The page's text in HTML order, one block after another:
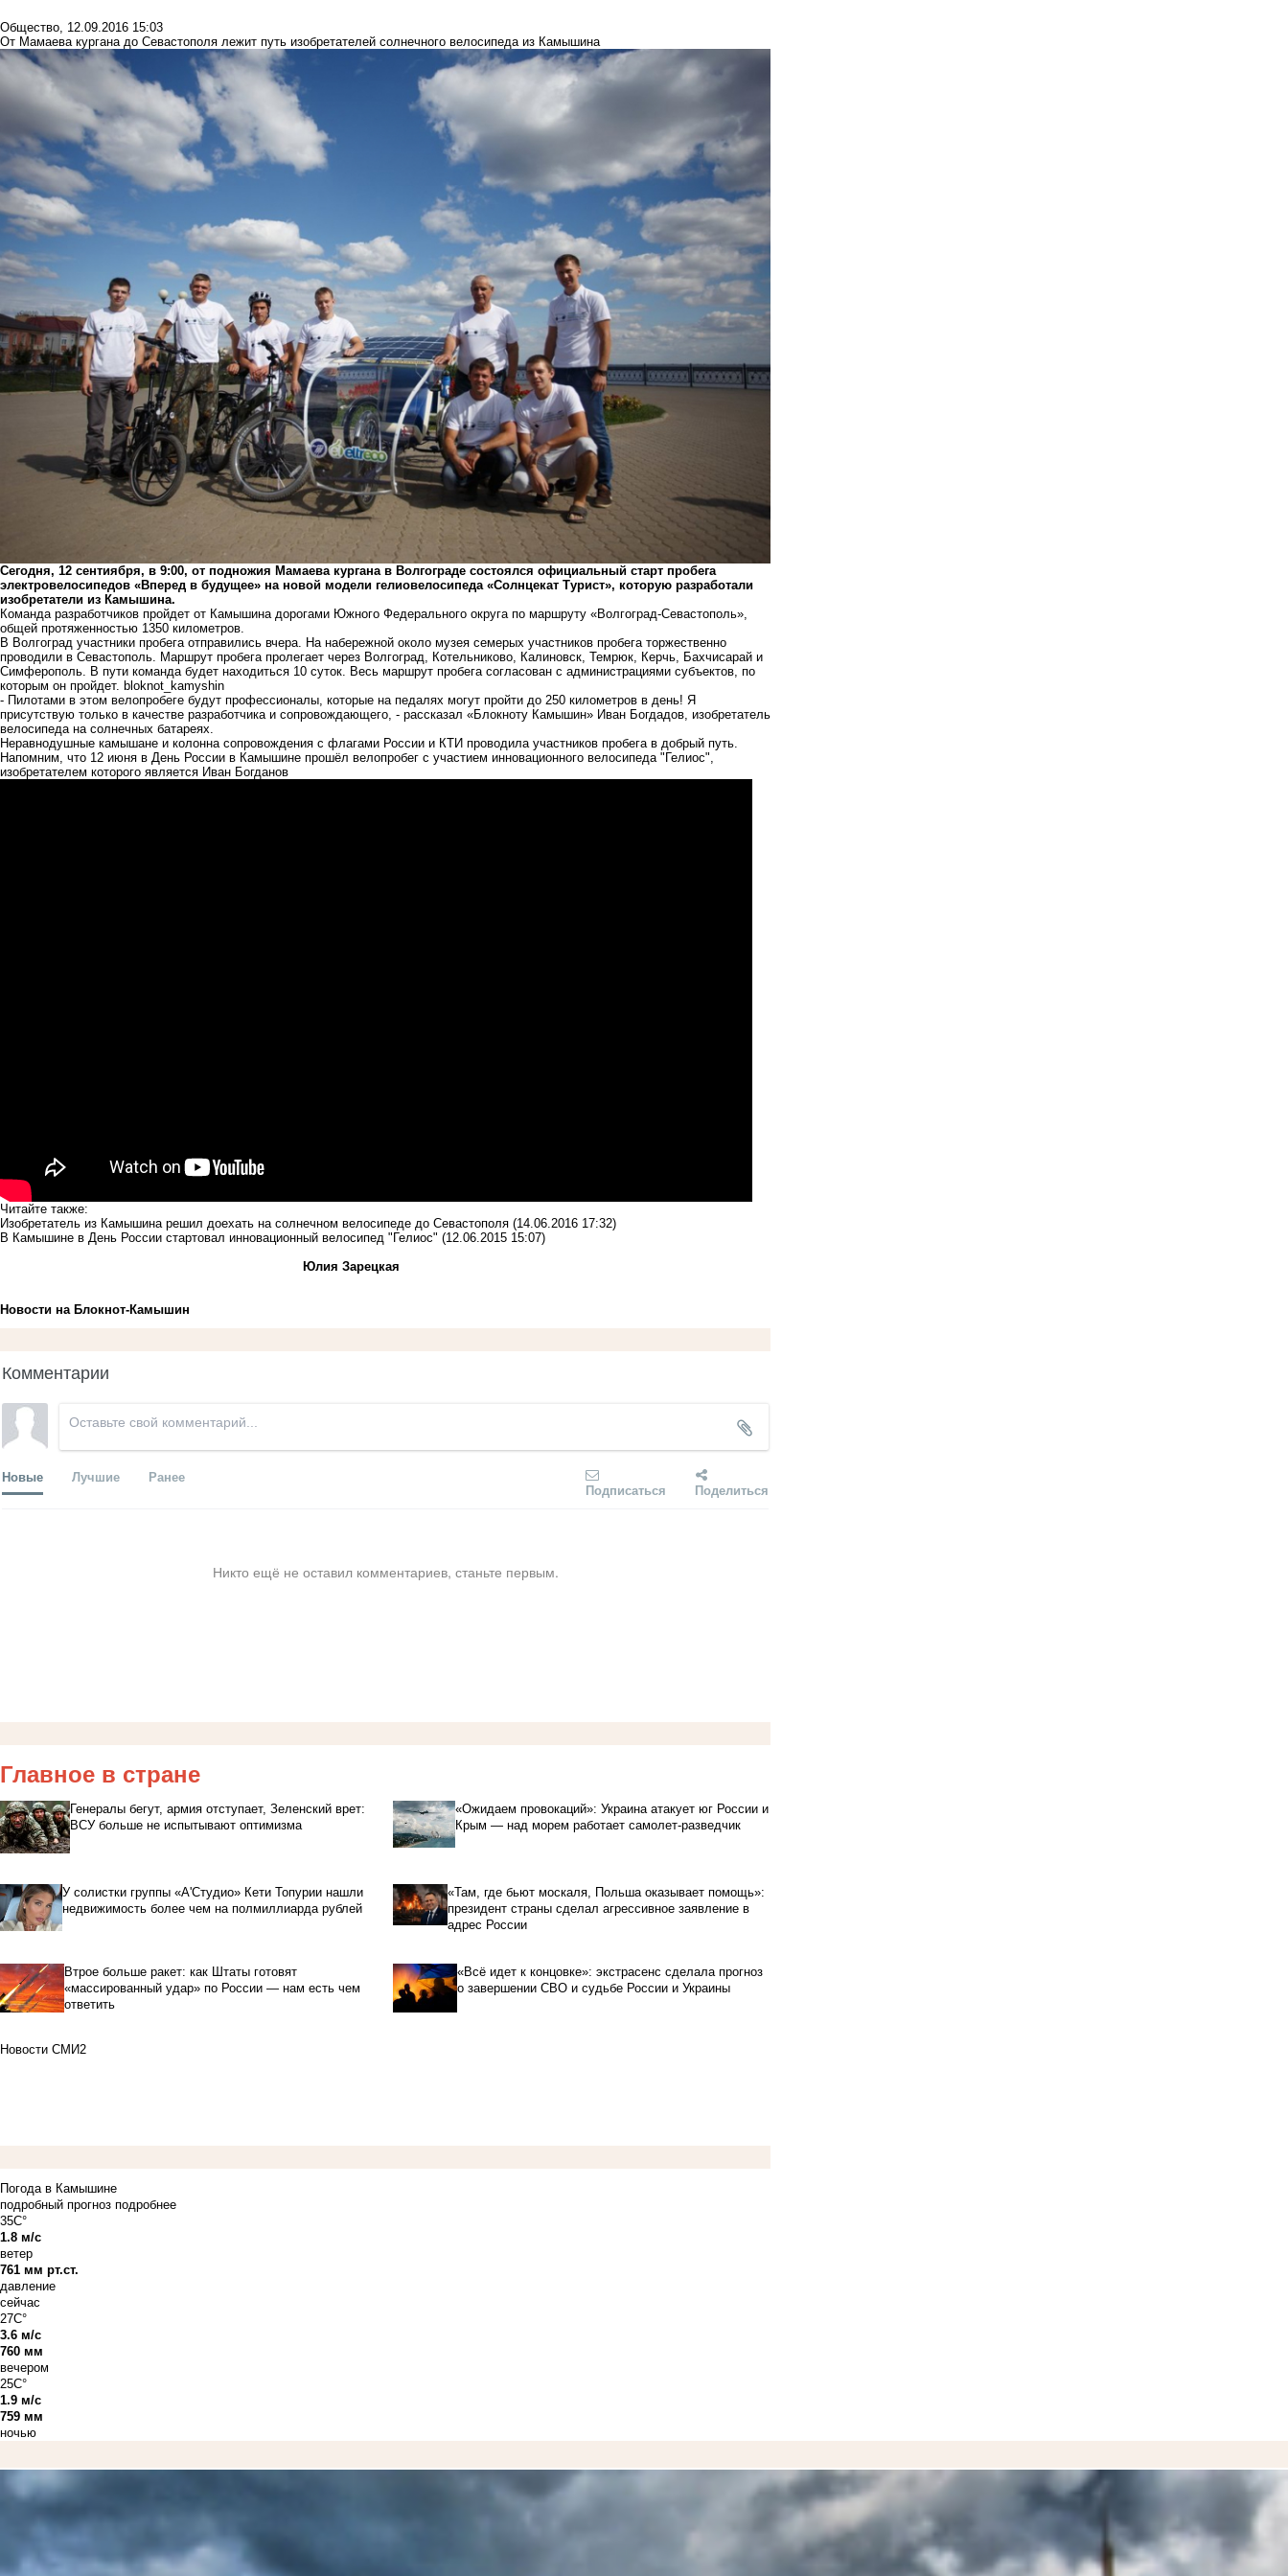
Общество, 12.09.2016 15:03
От Мамаева кургана до Севастополя лежит путь изобретателей солнечного велосипеда из Камышина
Сегодня, 12 сентиября, в 9:00, от подножия Мамаева кургана в Волгограде состоялся официальный старт пробега
электровелосипедов «Вперед в будущее» на новой модели гелиовелосипеда «Солнцекат Турист», которую разработали
изобретатели из Камышина.
Команда разработчиков пройдет от Камышина дорогами Южного Федерального округа по маршруту «Волгоград-Севастополь»,
общей протяженностью 1350 километров.
В Волгоград участники пробега отправились вчера. На набережной около музея семерых участников пробега торжественно
проводили в Севастополь. Маршрут пробега пролегает через Волгоград, Котельниково, Калиновск, Темрюк, Керчь, Бахчисарай и
Симферополь. В пути команда будет находиться 10 суток. Весь маршрут пробега согласован с администрациями субъектов, по
которым он пройдет. bloknot_kamyshin
- Пилотами в этом велопробеге будут профессионалы, которые на педалях могут пройти до 250 километров в день! Я
присутствую только в качестве разработчика и сопровождающего, - рассказал «Блокноту Камышин» Иван Богдадов, изобретатель
велосипеда на солнечных батареях.
Неравнодушные камышане и колонна сопровождения с флагами России и КТИ проводила участников пробега в добрый путь.
Напомним, что 12 июня в День России в Камышине прошёл велопробег с участием инновационного велосипеда "Гелиос"
изобретателем которого является Иван Богданов
Читайте также:
Изобретатель из Камышина решил доехать на солнечном велосипеде до Севастополя (14.06.2016 17:32)
В Камышине в День России стартовал инновационный велосипед "Гелиос" (12.06.2015 15:07)
Юлия Зарецкая
Новости на Блoкнoт-Камышин
Комментарии
Новые Лучшие Ранее
Подписаться Поделиться
Никто ещё не оставил комментариев, станьте первым.
Главное в стране
Генералы бегут, армия отступает, Зеленский врет:
ВСУ больше не испытывают оптимизма
«Ожидаем провокаций»: Украина атакует юг России и
Крым — над морем работает самолет-разведчик
У солистки группы «А'Студио» Кети Топурии нашли
недвижимость более чем на полмиллиарда рублей
«Там, где бьют москаля, Польша оказывает помощь»:
президент страны сделал агрессивное заявление в
адрес России
Втрое больше ракет: как Штаты готовят
«массированный удар» по России — нам есть чем
ответить
«Всё идет к концовке»: экстрасенс сделала прогноз
о завершении СВО и судьбе России и Украины
Новости СМИ2
Погода в Камышине
подробный прогноз подробнее
35C°
1.8 м/с
ветер
761 мм рт.ст.
давление
сейчас
27C°
3.6 м/с
760 мм
вечером
25C°
1.9 м/с
759 мм
ночью